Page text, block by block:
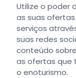
Utilize o poder
as suas
serviços
suas redes
conteúdo
as ofertas que
o enoturismo.